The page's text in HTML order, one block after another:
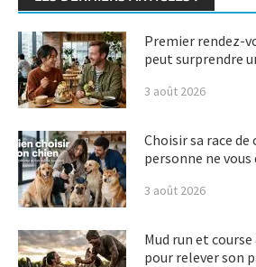
Premier rendez-
peut surprendre
3 août 2026
Choisir sa race de
personne ne
3 août 2026
Mud run et
pour relever son